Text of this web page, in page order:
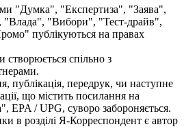
"Думка", "Експертиза", "Заява",
"Влада", "Вибори", "Тест-драйв",
публікуються на правах
створюється спільно з
публікація, передрук, чи наступне
що містить посилання на
EPA / UPG, суворо забороняється.
в розділі Я-Корреспондент є автор